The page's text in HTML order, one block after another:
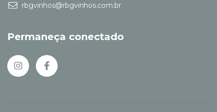
rbgvinhos@rbgvinhos.com.br
Permaneça conectado